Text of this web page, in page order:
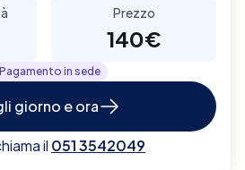
Prezzo
140€
Pagamento in sede
giorno e ora
il 051 3542049